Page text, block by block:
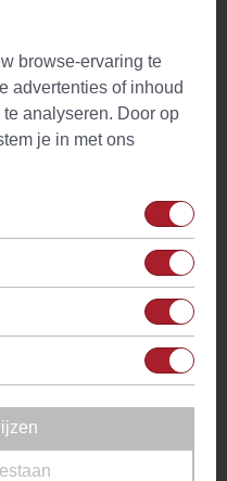
vermoeidheid,
rond de
voor- tijdens en
browse-ervaring te
advertenties of inhoud
analyseren. Door op
je in met ons